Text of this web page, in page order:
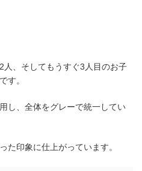
した上質感のある
人、そしてもうすぐ3人目のお子
す。
し、全体をグレーで統一してい
た印象に仕上がっています。